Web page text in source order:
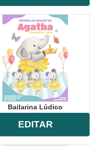
Bailarina Lúdico
EDITAR